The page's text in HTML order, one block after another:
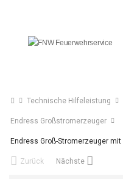
Technische Hilfeleistung
Endress Großstromerzeuger
Zurück Nächste